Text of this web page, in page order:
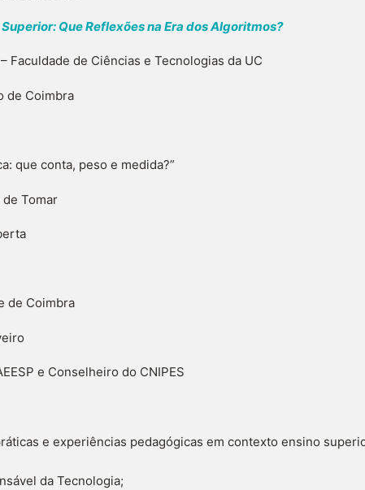
Que Reflexões na Era dos Algoritmos?
Faculdade de Ciências e Tecnologias da UC
de Coimbra
que conta, peso e medida?”
Tomar
Coimbra
Conselheiro do CNIPES
e experiências pedagógicas em contexto ensino
da Tecnologia;